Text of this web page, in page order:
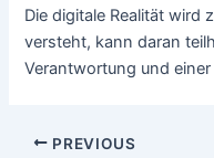
Die digitale Realität wird
versteht, kann daran
Verantwortung und
PREVIOUS